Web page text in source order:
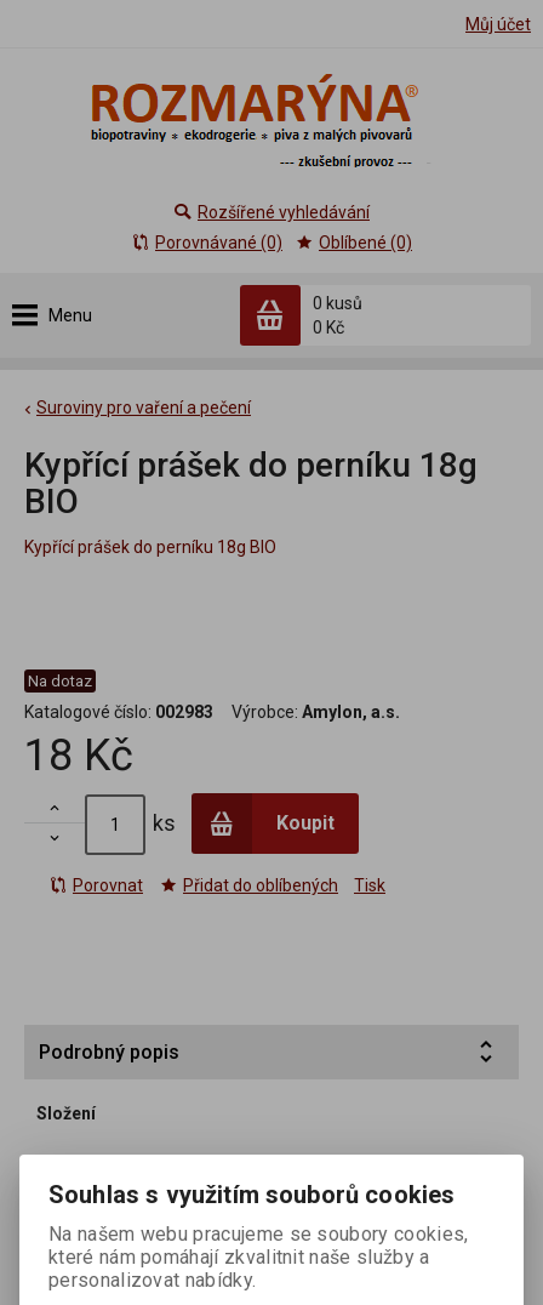
Můj účet
Menu
0 kusů
0 Kč
Rozšířené vyhledávání
Porovnávané (0)
Oblíbené (0)
Suroviny pro vaření a pečení
Kypřící prášek do perníku 18g
BIO
Kypřící prášek do perníku 18g BIO
Na dotaz
Katalogové číslo: 002983 Výrobce: Amylon, a.s.
18 Kč


ks Koupit
Porovnat Přidat do oblíbených Tisk
Podrobný popis
Složení
Průměrné výživové údaje ve 100g:
Tuky:
1,6 g
z toho nasycené mastné kyseliny:0,3 g
Sacharidy:
Souhlas s využitím souborů cookies
Na našem webu pracujeme se soubory cookies,
které nám pomáhají zkvalitnit naše služby a
personalizovat nabídky.